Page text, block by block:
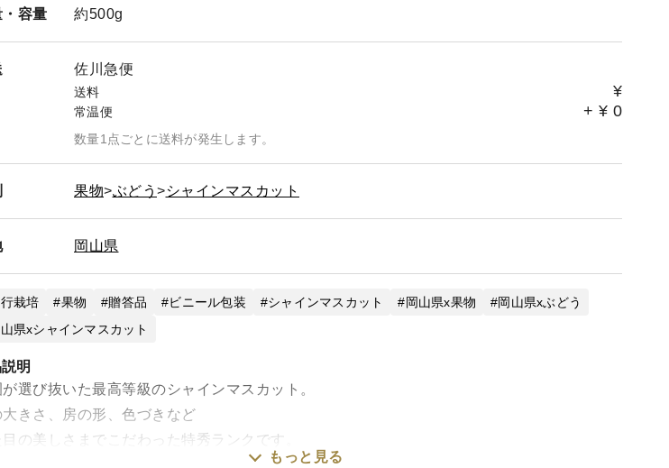
容量 約500g
佐川急便
送料 ¥
常温便 + ¥ 0
数量1点ごとに送料が発生します。
果物 ぶどう シャインマスカット
岡山県
栽培 果物 贈答品 ビニール包装 シャインマスカット 岡山県x果物
岡山県xぶどう
県xシャインマスカット
明
選び抜いた最高等級のシャインマスカット。
大きさ、房の形、色づきなど
目の美しさまでこだわった特秀ランクです。
もっと見る